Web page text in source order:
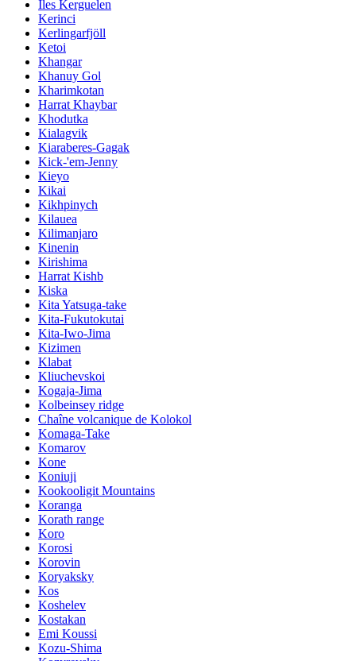
Îles Kerguelen
Kerinci
Kerlingarfjöll
Ketoi
Khangar
Khanuy Gol
Kharimkotan
Harrat Khaybar
Khodutka
Kialagvik
Kiaraberes-Gagak
Kick-'em-Jenny
Kieyo
Kikai
Kikhpinych
Kilauea
Kilimanjaro
Kinenin
Kirishima
Harrat Kishb
Kiska
Kita Yatsuga-take
Kita-Fukutokutai
Kita-Iwo-Jima
Kizimen
Klabat
Kliuchevskoi
Kogaja-Jima
Kolbeinsey ridge
Chaîne volcanique de Kolokol
Komaga-Take
Komarov
Kone
Koniuji
Kookooligit Mountains
Koranga
Korath range
Koro
Korosi
Korovin
Koryaksky
Kos
Koshelev
Kostakan
Emi Koussi
Kozu-Shima